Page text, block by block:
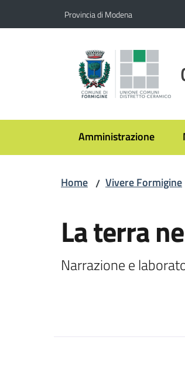
Provincia di Modena
Amministrazione
Home / Vivere Formigine
La terra
Narrazione e